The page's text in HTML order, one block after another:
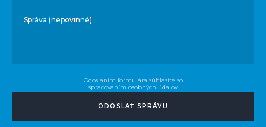
Správa (nepovinné)
Odoslaním formulára súhlasíte so
spracovaním osobných údajov
ODOSLAŤ SPRÁVU